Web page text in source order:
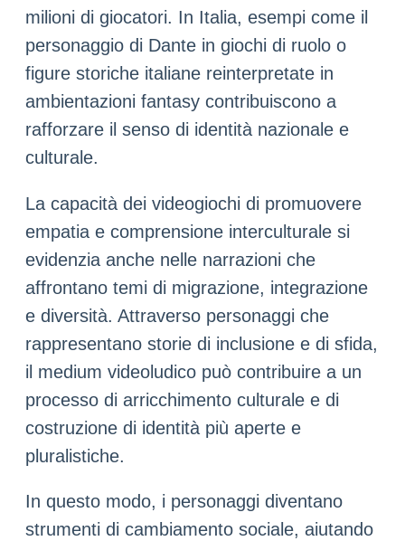
milioni di giocatori. In Italia, esempi come il
personaggio di Dante in giochi di ruolo o
figure storiche italiane reinterpretate in
ambientazioni fantasy contribuiscono a
rafforzare il senso di identità nazionale e
culturale.
La capacità dei videogiochi di promuovere
empatia e comprensione interculturale si
evidenzia anche nelle narrazioni che
affrontano temi di migrazione, integrazione
e diversità. Attraverso personaggi che
rappresentano storie di inclusione e di sfida,
il medium videoludico può contribuire a un
processo di arricchimento culturale e di
costruzione di identità più aperte e
pluralistiche.
In questo modo, i personaggi diventano
strumenti di cambiamento sociale, aiutando